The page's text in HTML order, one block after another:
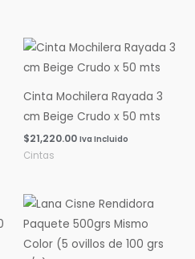
Cinta Mochilera Rayada 3
cm Beige Crudo x 50 mts
$21,220.00 Iva Incluido
Cintas
Rango
de
precios:
desde
$0.00